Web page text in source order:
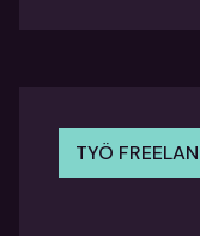
TYÖ